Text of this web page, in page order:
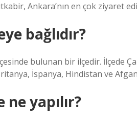
Ankara’nın en çok ziyaret
bağlıdır?
bulunan bir ilçedir. İlçede
İspanya, Hindistan ve
yapılır?